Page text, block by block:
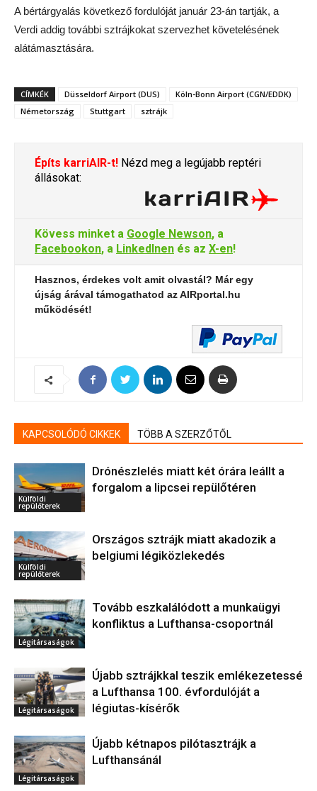
A bértárgyalás következő fordulóját január 23-án tartják, a
Verdi addig további sztrájkokat szervezhet követelésének
alátámasztására.
CÍMKÉK Düsseldorf Airport (DUS)
Köln-Bonn Airport (CGN/EDDK)
Németország
Stuttgart sztrájk
Építs karriAIR-t! Nézd meg a legújabb reptéri
állásokat:
Kövess minket a Google Newson, a
Facebookon, a LinkedInen és az X-en!
Hasznos, érdekes volt amit olvastál? Már egy
újság árával támogathatod az AIRportal.hu
működését!
KAPCSOLÓDÓ CIKKEK TÖBB A SZERZŐTŐL
Külföldi
repülőterek
Drónészlelés miatt két órára leállt a
forgalom a lipcsei repülőtéren
Külföldi
repülőterek
Országos sztrájk miatt akadozik a
belgiumi légiközlekedés
Légitársaságok
Tovább eszkalálódott a munkaügyi
konfliktus a Lufthansa-csoportnál
Légitársaságok
Újabb sztrájkkal teszik emlékezetessé
a Lufthansa 100. évfordulóját a
légiutas-kísérők
Légitársaságok
Újabb kétnapos pilótasztrájk a
Lufthansánál